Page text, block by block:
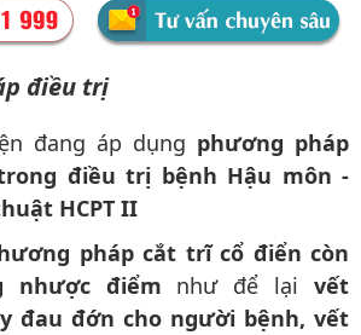
điều trị
đang áp dụng phương pháp
điều trị bệnh Hậu môn -
HCPT II
pháp cắt trĩ cổ điển còn
nhược điểm như để lại vết
đau đớn cho người bệnh, vết